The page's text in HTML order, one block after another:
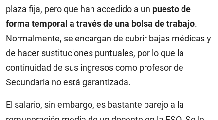
plaza fija, pero que han accedido a un puesto de
forma temporal a través de una bolsa de trabajo.
Normalmente, se encargan de cubrir bajas médicas y
de hacer sustituciones puntuales, por lo que la
continuidad de sus ingresos como profesor de
Secundaria no está garantizada.
El salario, sin embargo, es bastante parejo a la